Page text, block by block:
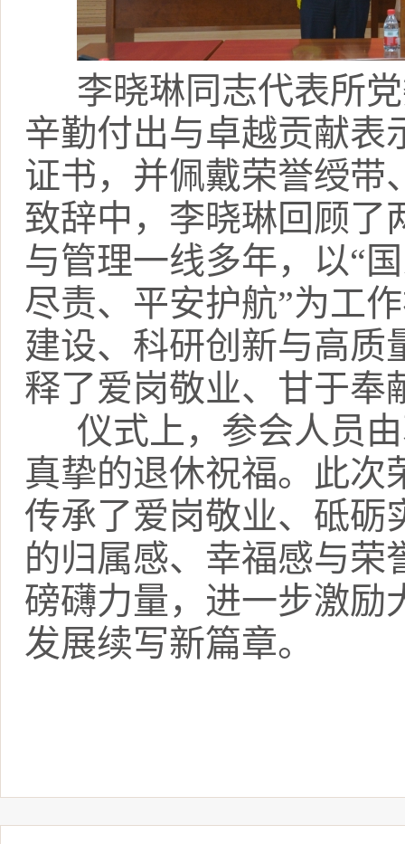
李晓琳同志代表所
辛勤付出与卓越贡献表
证书，并佩戴荣誉绶带
致辞中，李晓琳回顾了
与管理一线多年，以“
尽责、平安护航”为工
建设、科研创新与高质
释了爱岗敬业、甘于奉
仪式上，参会人员
真挚的退休祝福。此次
传承了爱岗敬业、砥砺
的归属感、幸福感与荣
磅礴力量，进一步激励
发展续写新篇章。